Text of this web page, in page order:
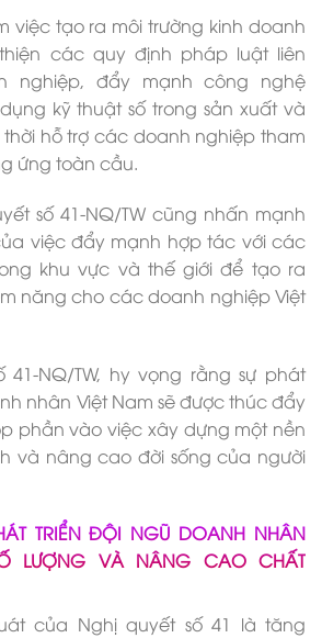
việc tạo ra môi trường kinh doanh
các quy định pháp luật liên
nghiệp, đẩy mạnh công nghệ
kỹ thuật số trong sản xuất và
hỗ trợ các doanh nghiệp tham
ứng toàn cầu.
số 41-NQ/TW cũng nhấn mạnh
việc đẩy mạnh hợp tác với các
khu vực và thế giới để tạo ra
năng cho các doanh nghiệp Việt
41-NQ/TW, hy vọng rằng sự phát
nhân Việt Nam sẽ được thúc đẩy
phần vào việc xây dựng một nền
và nâng cao đời sống của người
TRIỂN ĐỘI NGŨ DOANH NHÂN
LƯỢNG VÀ NÂNG CAO CHẤT
của Nghị quyết số 41 là tăng